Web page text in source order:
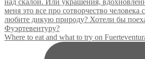
Where to eat and what to try on